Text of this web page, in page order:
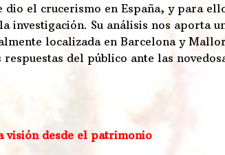
el crucerismo en España, y para
Su análisis nos aporta
localizada en Barcelona y
del público ante las
visión desde el patrimonio